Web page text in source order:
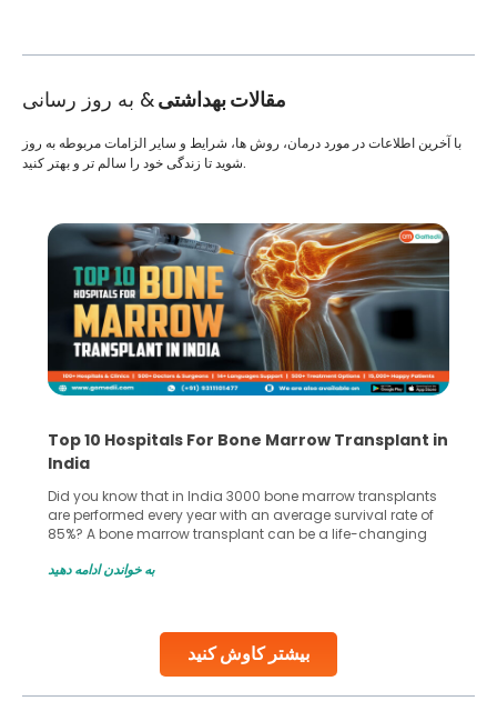
مقالات بهداشتی& به روز رسانی
بیشتر کاوش کنید
با آخرین اطلاعات در مورد درمان، روش ها، شرایط و سایر الزامات مربوطه به روز
شوید تا زندگی خود را سالم تر و بهتر کنید.
Top 10 Hospitals For Bone Marrow Transplant in
India
Did you know that in India 3000 bone marrow transplants
are performed every year with an average survival rate of
85%? A bone marrow transplant can be a life-changing
make all the difference. India has some of the world’s
به خواندن ادامه دهید